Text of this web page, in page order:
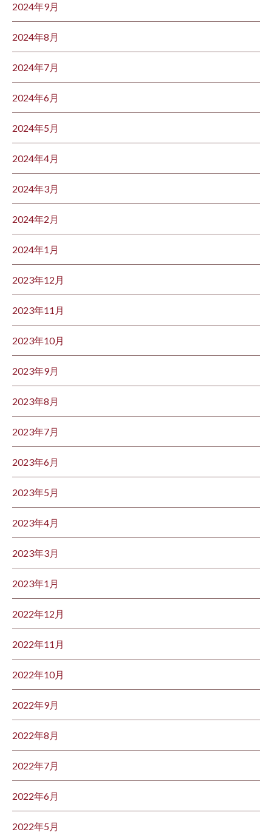
2024年9月
2024年8月
2024年7月
2024年6月
2024年5月
2024年4月
2024年3月
2024年2月
2024年1月
2023年12月
2023年11月
2023年10月
2023年9月
2023年8月
2023年7月
2023年6月
2023年5月
2023年4月
2023年3月
2023年1月
2022年12月
2022年11月
2022年10月
2022年9月
2022年8月
2022年7月
2022年6月
2022年5月